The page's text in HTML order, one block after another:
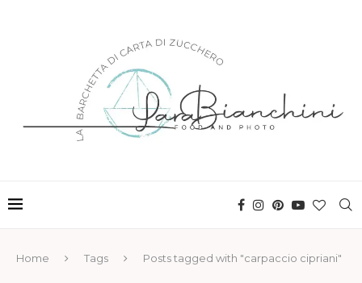
Home Tags Posts tagged with "carpaccio cipriani"